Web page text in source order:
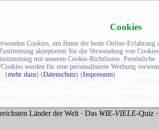
Cookies
Cookies, um Ihnen die beste Online-Erfahrung
akzeptieren Sie die Verwendung von
mit unseren Cookie-Richtlinien. Persönliche
werden für eine personalisierte Werbung
(mehr dazu) (Datenschutz) (Impressum)
Buchstabieren · Zählen
· Länder · Städte · Berufe · Sprachen
· Aussagesätze ·
sch [ʃ] und sp [ʃp] · Diphthonge:
Länder der Welt · Das WIE-VIELE-Quiz